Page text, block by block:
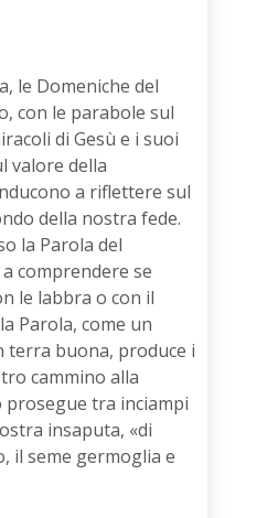
le Domeniche del
con le parabole sul
di Gesù e i suoi
valore della
a riflettere sul
della nostra fede.
la Parola del
comprendere se
le labbra o con il
Parola, come un
terra buona, produce i
cammino alla
prosegue tra inciampi
insaputa, «di
il seme germoglia e